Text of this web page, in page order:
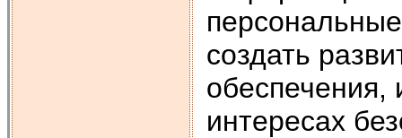
создать
интересах